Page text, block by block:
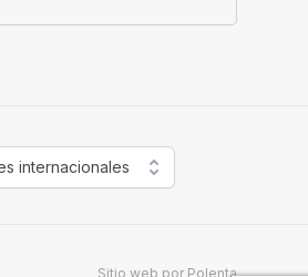
internacionales
Sitio web por Polenta